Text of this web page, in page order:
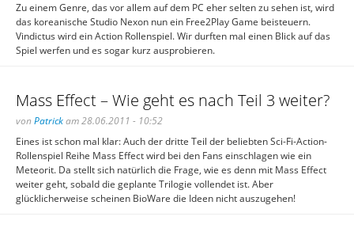
Zu einem Genre, das vor allem auf dem PC eher selten zu sehen ist, wird
das koreanische Studio Nexon nun ein Free2Play Game beisteuern.
Vindictus wird ein Action Rollenspiel. Wir durften mal einen Blick auf das
Spiel werfen und es sogar kurz ausprobieren.
Mass Effect – Wie geht es nach Teil 3 weiter?
von Patrickam 28.06.2011 - 10:52
Eines ist schon mal klar: Auch der dritte Teil der beliebten Sci-Fi-Action-
Rollenspiel Reihe Mass Effect wird bei den Fans einschlagen wie ein
Meteorit. Da stellt sich natürlich die Frage, wie es denn mit Mass Effect
weiter geht, sobald die geplante Trilogie vollendet ist. Aber
glücklicherweise scheinen BioWare die Ideen nicht auszugehen!